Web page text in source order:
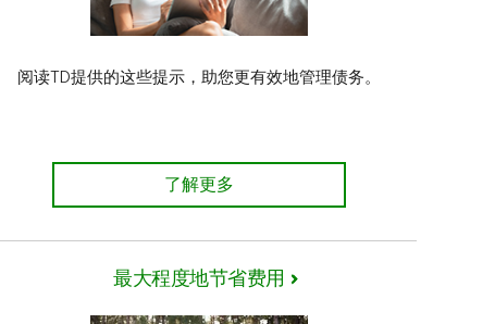
阅读TD提供的这些提示，助您更有效地管理债务。
债务管理之道
了解更多
最大程度地节省费用